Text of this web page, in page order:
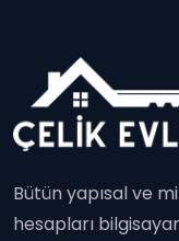
Bütün yapısal ve
hesapları